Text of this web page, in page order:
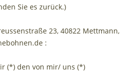
Sie es zurück.)
23, 40822 Mettmann,
:
(*) den von mir/ uns (*)